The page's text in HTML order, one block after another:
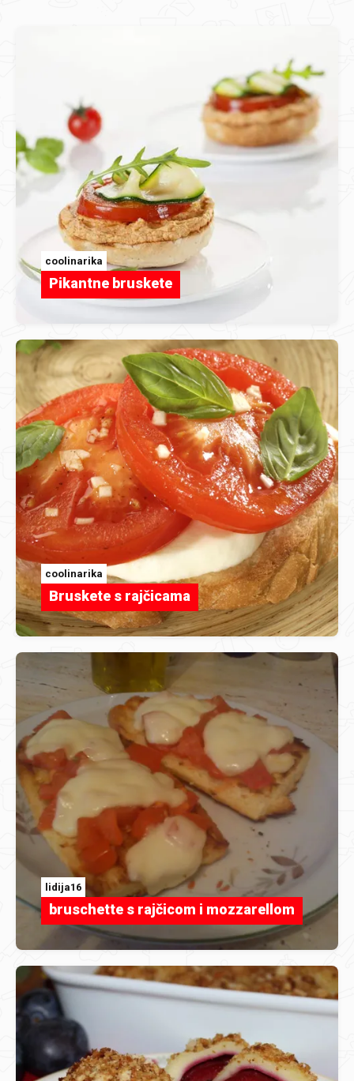
coolinarika
Pikantne bruskete
coolinarika
Bruskete s rajčicama
lidija16
bruschette s rajčicom i mozzarellom